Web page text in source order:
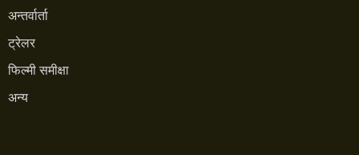
अन्तर्वार्ता
ट्रेलर
फिल्मी समीक्षा
अन्य